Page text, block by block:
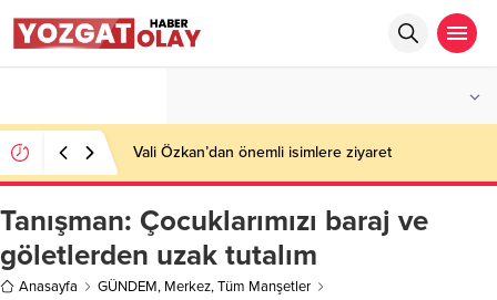
Vali Özkan’dan önemli isimlere ziyaret
Tanışman: Çocuklarımızı baraj ve
göletlerden uzak tutalım
Anasayfa GÜNDEM, Merkez,Tüm Manşetler